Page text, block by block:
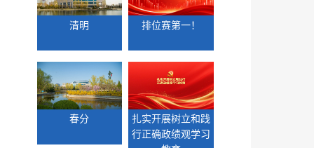
清明 排位赛第一！
春分
扎实开展树立和践
行正确政绩观学习